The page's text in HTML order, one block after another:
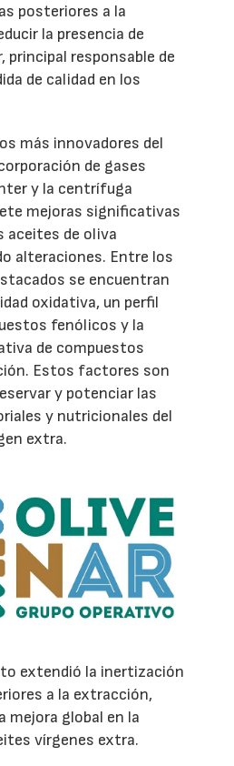
posteriores a la
la presencia de
principal responsable de
de calidad en los
más innovadores del
de gases
y la centrífuga
mejoras significativas
aceites de oliva
alteraciones. Entre los
se encuentran
oxidativa, un perfil
fenólicos y la
de compuestos
Estos factores son
y potenciar las
y nutricionales del
extra.
extendió la inertización
a la extracción,
mejora global en la
vírgenes extra.